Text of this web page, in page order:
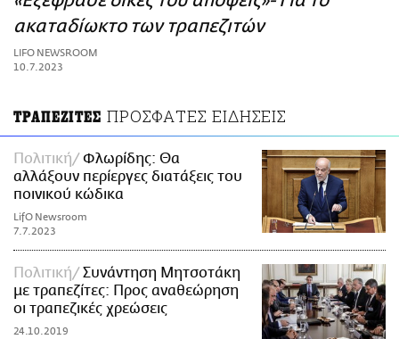
ΑΜΠΑ
PRINT
ακαταδίωκτο των τραπεζιτών
LIFO NEWSROOM
10.7.2023
ΤΡΑΠΕΖΙΤΕΣ ΠΡΟΣΦΑΤΕΣ ΕΙΔΗΣΕΙΣ
Πολιτική
Φλωρίδης: Θα
αλλάξουν περίεργες διατάξεις του
ποινικού κώδικα
LifO Newsroom
7.7.2023
Πολιτική
Συνάντηση Μητσοτάκη
με τραπεζίτες: Προς αναθεώρηση
οι τραπεζικές χρεώσεις
24.10.2019